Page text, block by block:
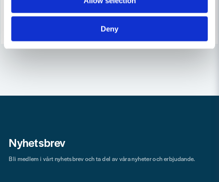
Deny
3-7 arbetsdagar
Nyhetsbrev
Bli medlem i vårt nyhetsbrev och ta del av våra nyheter och erbjudande.